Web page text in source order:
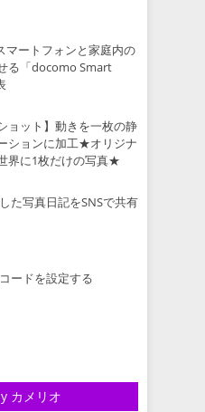
マートフォンと家庭内の
る「docomo Smart
ョット】動きを一枚の静
ションに加工★オリジナ
界に1枚だけの写真★
た写真日記をSNSで共有
ードを設定する
カメリオ